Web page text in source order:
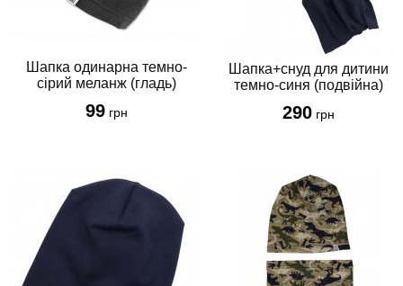
Шапка одинарна темно-
сірий меланж (гладь)
99грн
Шапка+снуд для дитини
темно-синя (подвійна)
290 грн